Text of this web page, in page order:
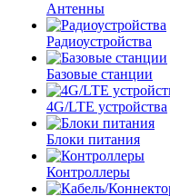
Антенны
Радиоустройства
Базовые станции
4G/LTE устройства
Блоки питания
Контроллеры